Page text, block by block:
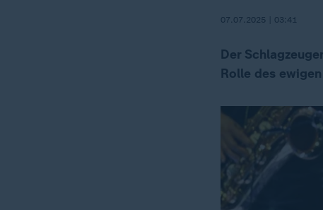
07.07.2025 | 03:41
Der
Rolle des